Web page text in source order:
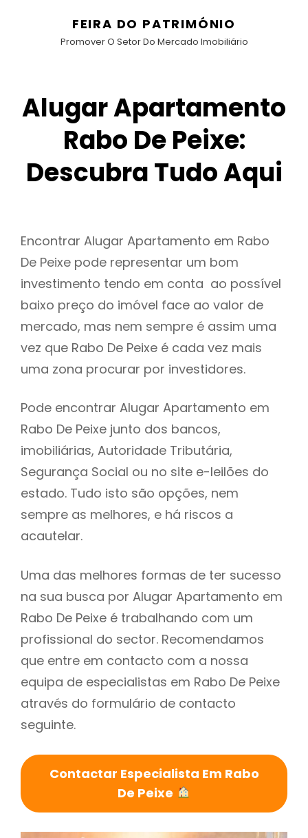
FEIRA DO PATRIMÓNIO
Promover O Setor Do Mercado Imobiliário
Alugar Apartamento
Rabo De Peixe:
Descubra Tudo Aqui
Encontrar Alugar Apartamento em Rabo
De Peixe pode representar um bom
investimento tendo em conta ao possível
baixo preço do imóvel face ao valor de
mercado, mas nem sempre é assim uma
vez que Rabo De Peixe é cada vez mais
uma zona procurar por investidores.
Pode encontrar Alugar Apartamento em
Rabo De Peixe junto dos bancos,
imobiliárias, Autoridade Tributária,
Segurança Social ou no site e-leilões do
estado. Tudo isto são opções, nem
sempre as melhores, e há riscos a
acautelar.
Uma das melhores formas de ter sucesso
na sua busca por Alugar Apartamento em
Rabo De Peixe é trabalhando com um
profissional do sector. Recomendamos
que entre em contacto com a nossa
equipa de especialistas em Rabo De Peixe
através do formulário de contacto
seguinte.
Contactar Especialista Em Rabo
De Peixe